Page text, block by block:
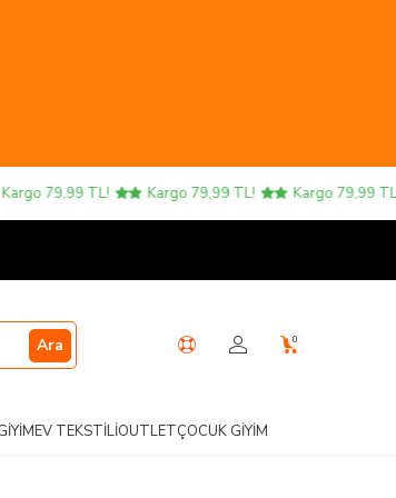
79,99 TL! Kargo 79,99 TL! Kargo 79,99 TL!
Ara 0
EV TEKSTILIOUTLETÇOCUK GIYIM